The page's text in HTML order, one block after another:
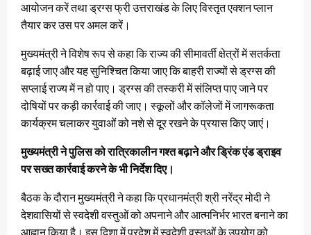
आयोजन करें तथा ड्रग्स फ्री उत्तराखंड के लिए विस्तृत एक्शन प्लान
तैयार कर उस पर अमल करें।
मुख्यमंत्री ने विशेष रूप से कहा कि राज्य की सीमावर्ती क्षेत्रों में सतर्कता
बढ़ाई जाए और यह सुनिश्चित किया जाए कि बाहरी राज्यों से ड्रग्स की
सप्लाई राज्य में न हो पाए। ड्रग्स की तस्करी में संलिप्त पाए जाने पर
दोषियों पर कड़ी कार्रवाई की जाए। स्कूलों और कॉलेजों में जागरूकता
कार्यक्रम चलाकर युवाओं को नशे से दूर रखने के प्रयास किए जाएं।
मुख्यमंत्री ने पुलिस को रात्रिकालीन गश्त बढ़ाने और ड्रिंक एंड ड्राइव
पर सख्त कार्रवाई करने के भी निर्देश दिए।
बैठक के दौरान मुख्यमंत्री ने कहा कि प्रधानमंत्री श्री नरेंद्र मोदी ने
देशवासियों से स्वदेशी वस्तुओं को अपनाने और आत्मनिर्भर भारत बनाने का
आह्वान किया है। इस दिशा में प्रदेश में स्वदेशी वस्तुओं के उपयोग को